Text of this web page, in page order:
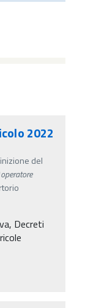
2022
del
operatore
Decreti